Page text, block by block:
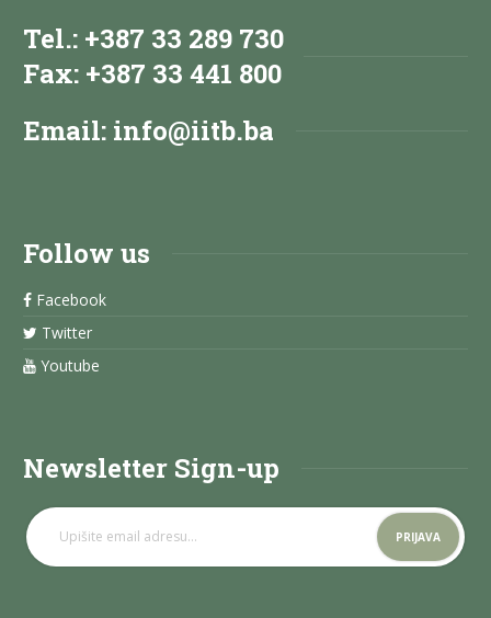
Tel.: +387 33 289 730
Fax: +387 33 441 800
Email: info@iitb.ba
Follow us
Facebook
Twitter
Youtube
Newsletter Sign-up